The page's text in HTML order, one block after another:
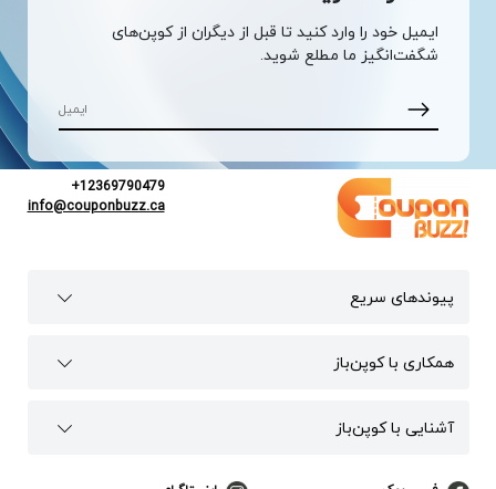
ایمیل خود را وارد کنید تا قبل از دیگران از کوپن‌های
شگفت‌انگیز ما مطلع شوید.
+12369790479
info@couponbuzz.ca
پیوند‌های سریع
همکاری با کوپن‌باز
آشنایی با کوپن‌باز